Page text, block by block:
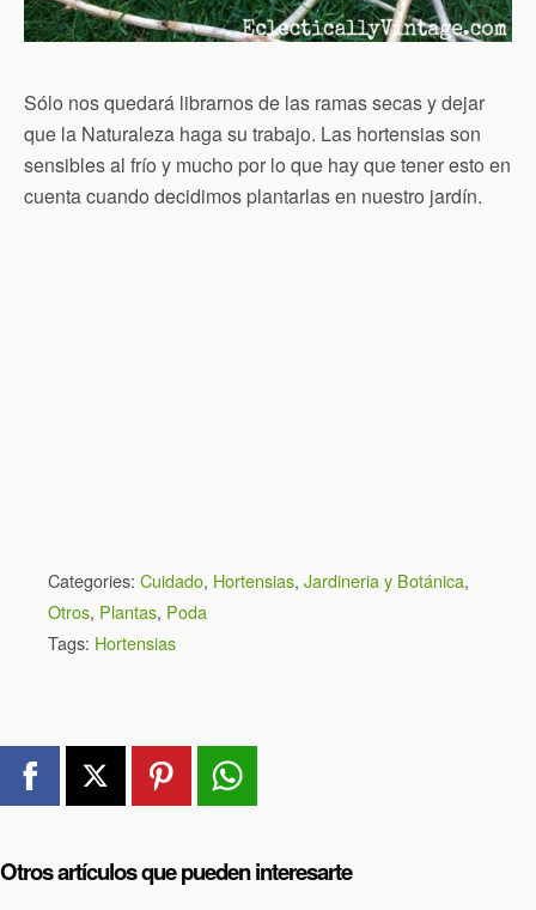
Sólo nos quedará librarnos de las ramas secas y dejar
que la Naturaleza haga su trabajo. Las hortensias son
sensibles al frío y mucho por lo que hay que tener esto en
cuenta cuando decidimos plantarlas en nuestro jardín.
Categories: Cuidado, Hortensias, Jardineria y Botánica,
Otros, Plantas, Poda
Tags: Hortensias
Otros artículos que pueden interesarte